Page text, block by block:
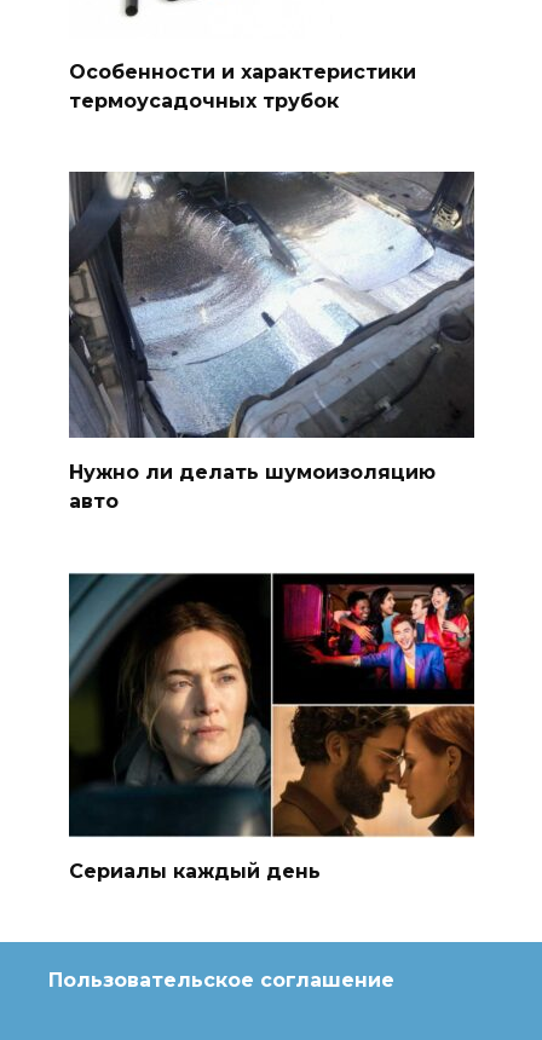
Особенности и характеристики
термоусадочных трубок
Нужно ли делать шумоизоляцию
авто
Сериалы каждый день
Пользовательское соглашение